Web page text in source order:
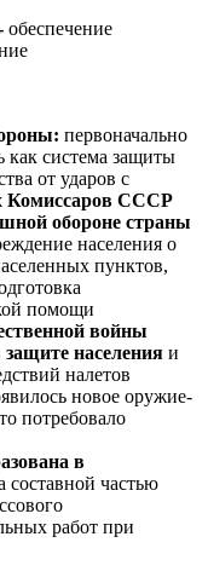
обеспечение
первоначально
как система защиты
от ударов с
Комиссаров СССР
обороне страны
населения о
пунктов,
помощи
войны
населения и
налетов
новое оружие-
потребовало
в
составной частью
работ при